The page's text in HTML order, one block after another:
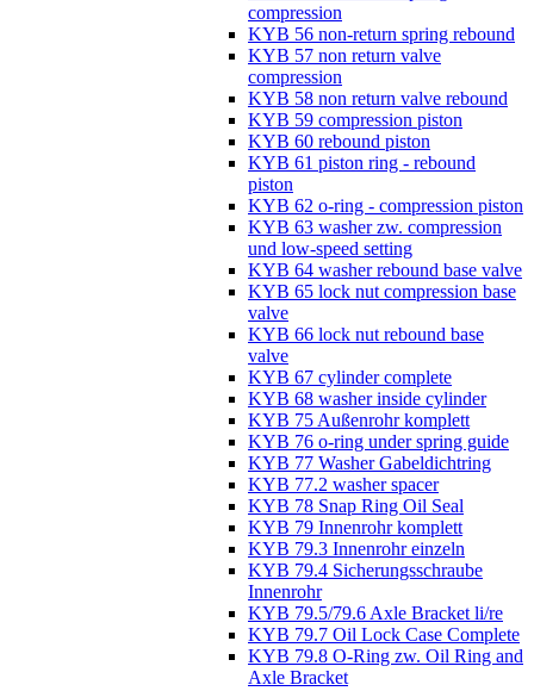
compression
KYB 56 non-return spring rebound
KYB 57 non return valve
compression
KYB 58 non return valve rebound
KYB 59 compression piston
KYB 60 rebound piston
KYB 61 piston ring - rebound
piston
KYB 62 o-ring - compression piston
KYB 63 washer zw. compression
und low-speed setting
KYB 64 washer rebound base valve
KYB 65 lock nut compression base
valve
KYB 66 lock nut rebound base
valve
KYB 67 cylinder complete
KYB 68 washer inside cylinder
KYB 75 Außenrohr komplett
KYB 76 o-ring under spring guide
KYB 77 Washer Gabeldichtring
KYB 77.2 washer spacer
KYB 78 Snap Ring Oil Seal
KYB 79 Innenrohr komplett
KYB 79.3 Innenrohr einzeln
KYB 79.4 Sicherungsschraube
Innenrohr
KYB 79.5/79.6 Axle Bracket li/re
KYB 79.7 Oil Lock Case Complete
KYB 79.8 O-Ring zw. Oil Ring and
Axle Bracket